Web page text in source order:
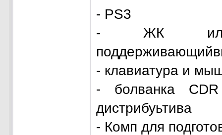
- PS3
- ЖК или
- клавиатура и
- болванка
дистрибуьтива
- Комп для